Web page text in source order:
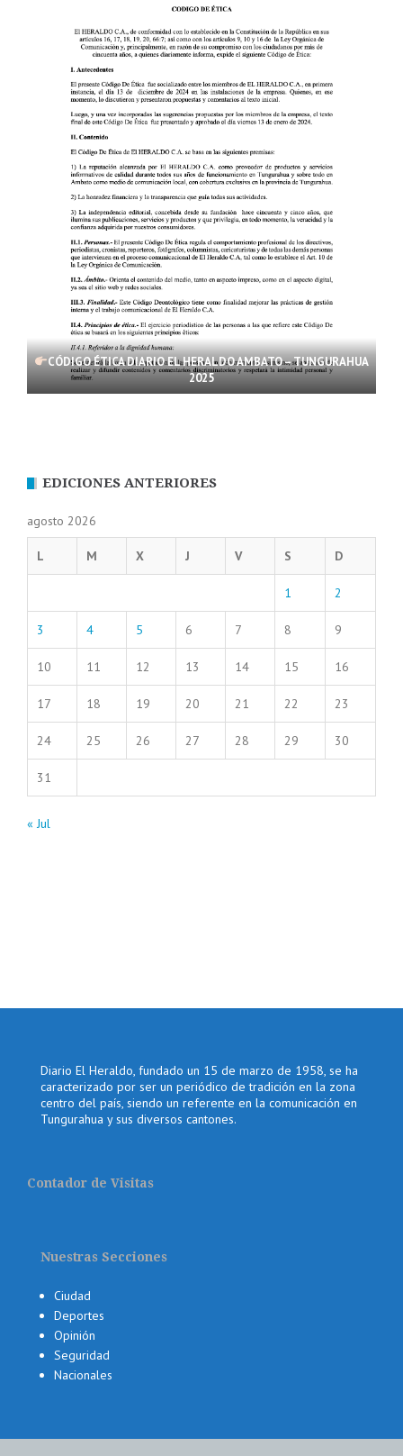
CÓDIGO ÉTICA DIARIO EL HERALDO AMBATO – TUNGURAHUA
2025
EDICIONES ANTERIORES
agosto 2026
L M X J V S D
1 2
3 4 5 6 7 8 9
10 11 12 13 14 15 16
17 18 19 20 21 22 23
24 25 26 27 28 29 30
31
« Jul
Diario El Heraldo, fundado un 15 de marzo de 1958, se ha
caracterizado por ser un periódico de tradición en la zona
centro del país, siendo un referente en la comunicación en
Tungurahua y sus diversos cantones.
Contador de Visitas
Nuestras Secciones
Ciudad
Deportes
Opinión
Seguridad
Nacionales